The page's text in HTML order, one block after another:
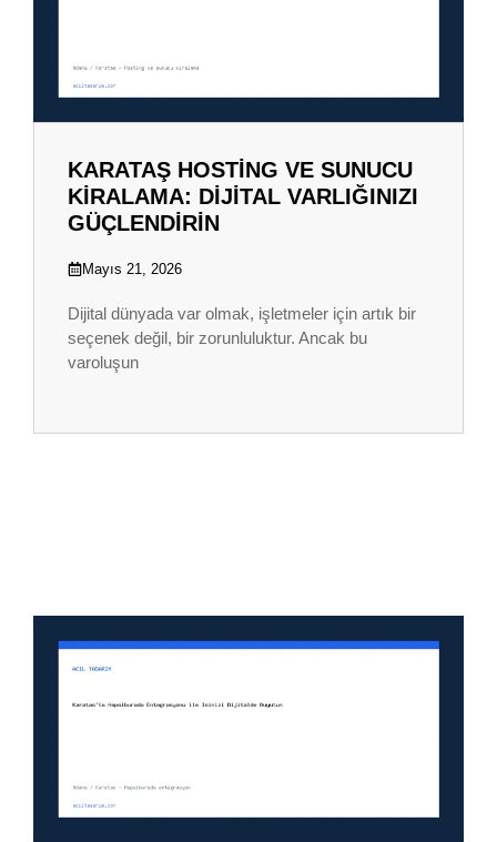
KARATAŞ HOSTING VE SUNUCU
KIRALAMA: DIJITAL VARLIĞINIZI
GÜÇLENDIRIN
Mayıs 21, 2026
Dijital dünyada var olmak, işletmeler için artık bir
seçenek değil, bir zorunluluktur. Ancak bu
varoluşun